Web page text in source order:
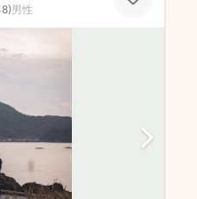
)男性